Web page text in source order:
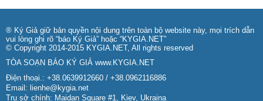
® Ký Giả giữ bản quyền nội dung trên toàn bộ website này, mọi trích dẫn
vui lòng ghi rõ “báo Ký Giả” hoặc “KYGIA.NET”
© Copyright 2014-2015 KYGIA.NET, All rights reserved
TÒA SOẠN BÁO KÝ GIẢ www.KYGIA.NET
Điện thoại.: +38.0639912660 / +38.0962116886
Email: lienhe@kygia.net
Trụ sở chính: Maidan Square #1, Kiev, Ukraina